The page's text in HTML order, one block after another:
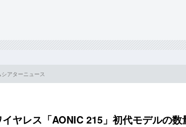
アターニュース
ヤレス「AONIC 215」初代モデルの数